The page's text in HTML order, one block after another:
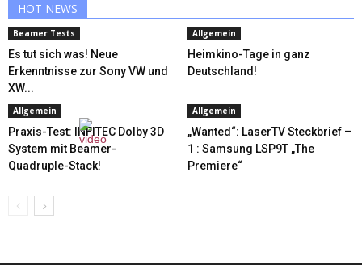
HOT NEWS
Beamer Tests
Es tut sich was! Neue
Erkenntnisse zur Sony VW und
XW...
Allgemein
Heimkino-Tage in ganz
Deutschland!
Allgemein
Praxis-Test: INFITEC Dolby 3D
System mit Beamer-
Quadruple-Stack!
Allgemein
„Wanted“: LaserTV Steckbrief –
1 : Samsung LSP9T „The
Premiere“